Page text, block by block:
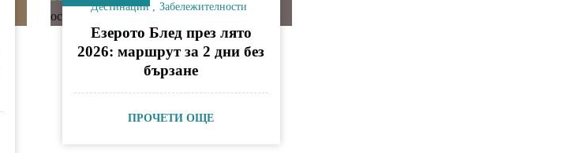
Дестинации
Забележителности
Езерото Блед през лято
2026: маршрут за 2 дни без
бързане
ПРОЧЕТИ ОЩЕ